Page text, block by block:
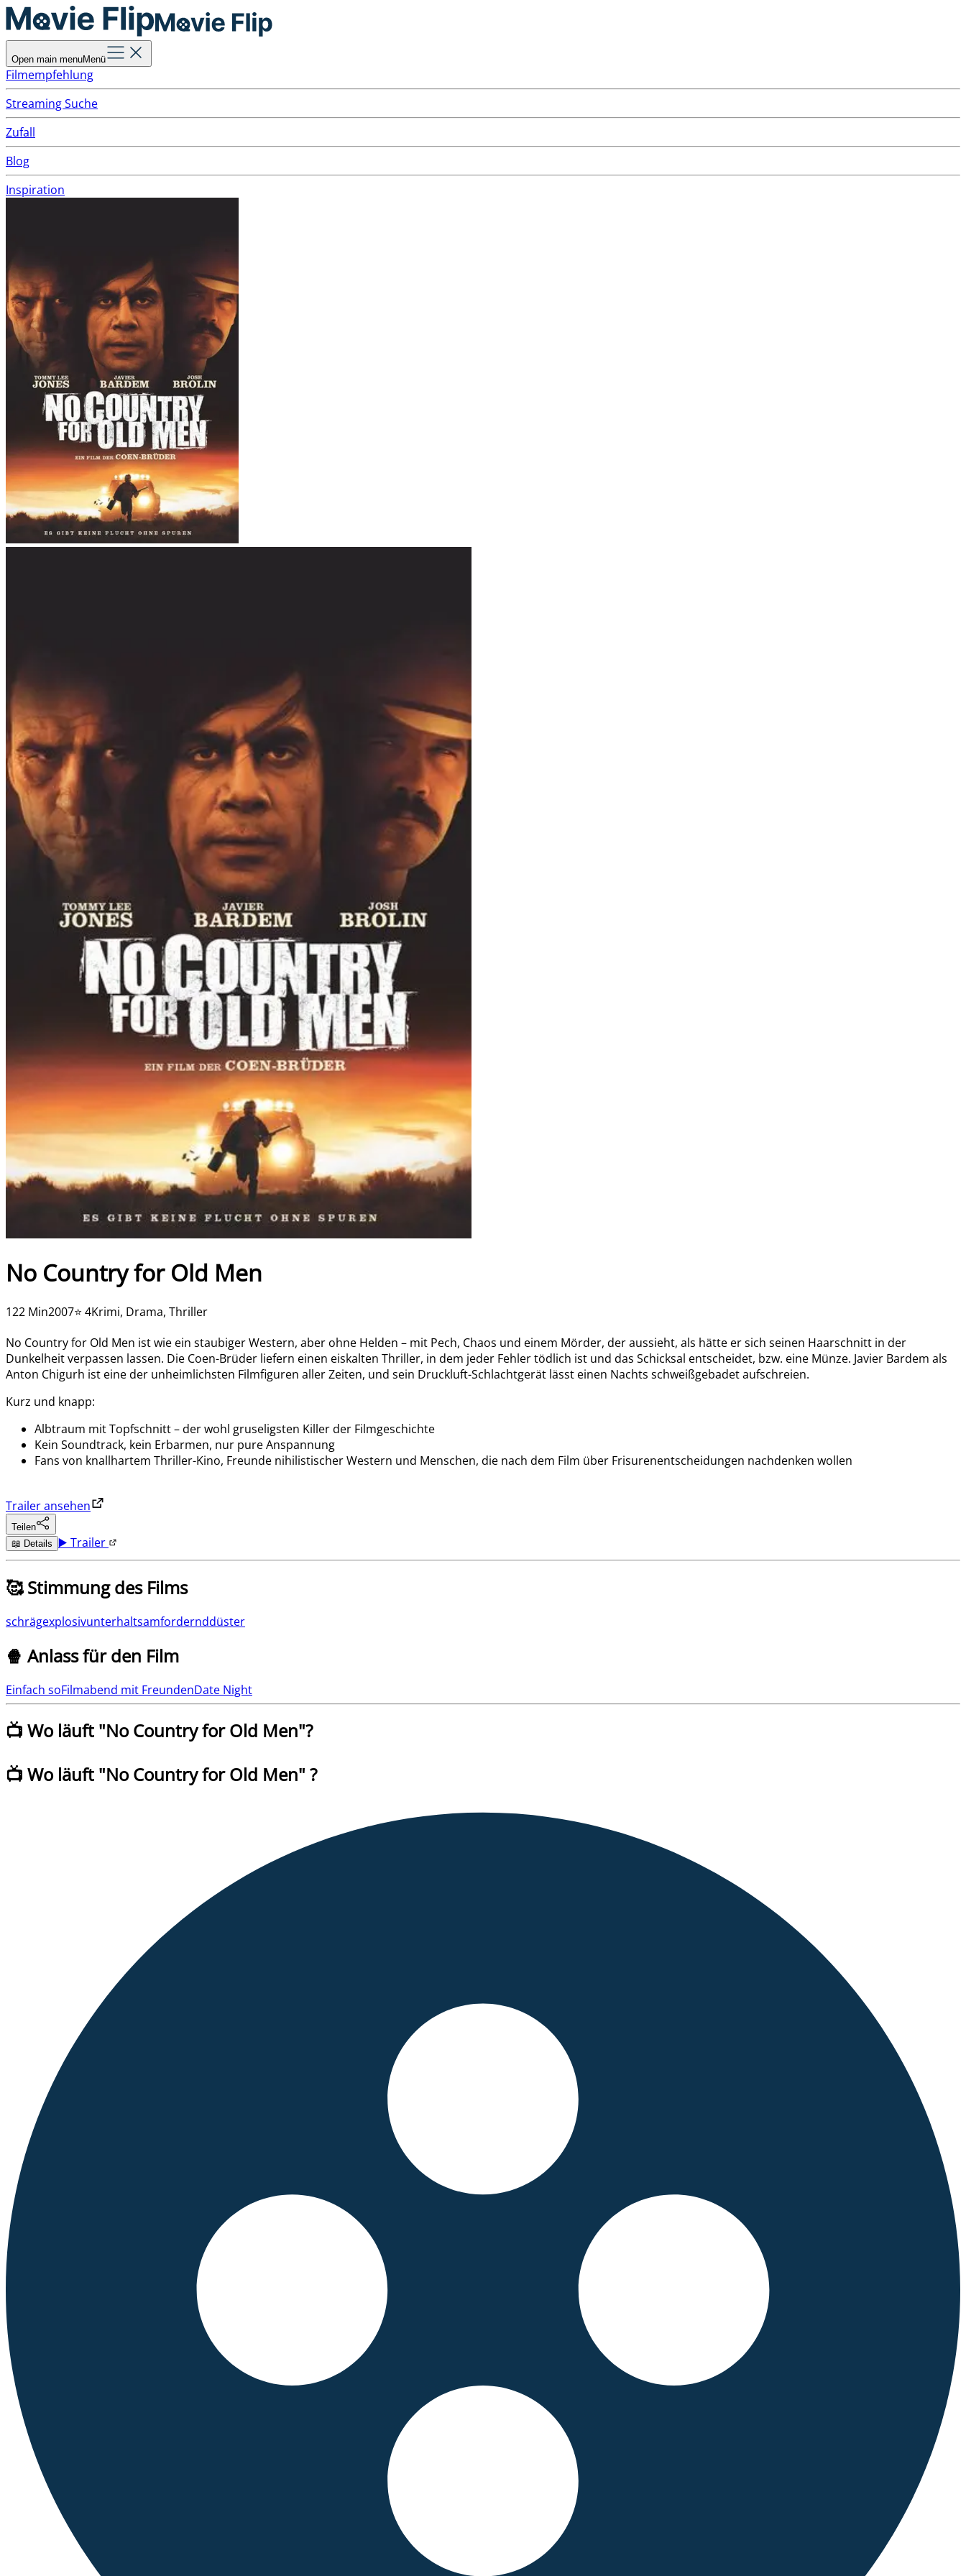
Open main menuMenü
Filmempfehlung
Streaming Suche
Zufall
Blog
Inspiration
No Country for Old Men
122 Min2007⭐ 4Krimi, Drama, Thriller
No Country for Old Men ist wie ein staubiger Western, aber ohne Helden – mit Pech, Chaos und einem Mörder, der aussieht, als hätte er sich seinen Haarschnitt in der
Dunkelheit verpassen lassen. Die Coen-Brüder liefern einen eiskalten Thriller, in dem jeder Fehler tödlich ist und das Schicksal entscheidet, bzw. eine Münze. Javier Bardem als
Anton Chigurh ist eine der unheimlichsten Filmfiguren aller Zeiten, und sein Druckluft-Schlachtgerät lässt einen Nachts schweißgebadet aufschreien.
Kurz und knapp:
Albtraum mit Topfschnitt – der wohl gruseligsten Killer der Filmgeschichte
Kein Soundtrack, kein Erbarmen, nur pure Anspannung
Fans von knallhartem Thriller-Kino, Freunde nihilistischer Western und Menschen, die nach dem Film über Frisurenentscheidungen nachdenken wollen
Trailer ansehen
Teilen
📖 Details ▶️ Trailer
🥰 Stimmung des Films
schrägexplosivunterhaltsamfordernddüster
🍿 Anlass für den Film
Einfach soFilmabend mit FreundenDate Night
📺 Wo läuft "No Country for Old Men"?
📺 Wo läuft "No Country for Old Men" ?